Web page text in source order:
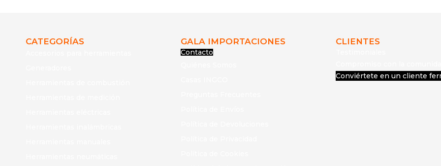
CATEGORÍAS GALA IMPORTACIONES
Contacto
CLIENTES
Conviértete en un cliente